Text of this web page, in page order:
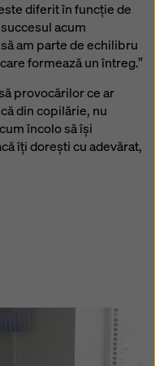
diferit în funcție de
acum
am parte de echilibru
formează un întreg.”
provocărilor ce ar
din copilărie, nu
încolo să își
îți dorești cu adevărat,